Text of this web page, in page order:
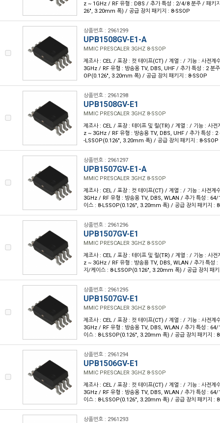
z ~ 1GHz / RF 유형 : DBS / 추가 특성 : 2/4/8 분주 / 패키
26", 3.20mm 폭) / 공급 장치 패키지 : 8-SSOP
상품번호 : 2961299
UPB1508GV-E1-A
MMIC PRESCALER 3GHZ 8-SSOP
제조사 : CEL / 포장 : 컷 테이프(CT) / 계열 : / 기능 : 사전계
3GHz / RF 유형 : 방송용 TV, DBS, UHF / 추가 특성 : 2 분
OP(0.126", 3.20mm 폭) / 공급 장치 패키지 : 8-SSOP
상품번호 : 2961298
UPB1508GV-E1
MMIC PRESCALER 3GHZ 8-SSOP
제조사 : CEL / 포장 : 테이프 및 릴(TR) / 계열 : / 기능 : 사
z ~ 3GHz / RF 유형 : 방송용 TV, DBS, UHF / 추가 특성 :
-LSSOP(0.126", 3.20mm 폭) / 공급 장치 패키지 : 8-SSOP
상품번호 : 2961297
UPB1507GV-E1-A
MMIC PRESCALER 3GHZ 8-SSOP
제조사 : CEL / 포장 : 컷 테이프(CT) / 계열 : / 기능 : 사전계
3GHz / RF 유형 : 방송용 TV, DBS, WLAN / 추가 특성 :
이스 : 8-LSSOP(0.126", 3.20mm 폭) / 공급 장치 패키지 :
상품번호 : 2961296
UPB1507GV-E1
MMIC PRESCALER 3GHZ 8-SSOP
제조사 : CEL / 포장 : 테이프 및 릴(TR) / 계열 : / 기능 : 사
z ~ 3GHz / RF 유형 : 방송용 TV, DBS, WLAN / 추가 특성
지/케이스 : 8-LSSOP(0.126", 3.20mm 폭) / 공급 장치 패
상품번호 : 2961295
UPB1507GV-E1
MMIC PRESCALER 3GHZ 8-SSOP
제조사 : CEL / 포장 : 컷 테이프(CT) / 계열 : / 기능 : 사전계
3GHz / RF 유형 : 방송용 TV, DBS, WLAN / 추가 특성 :
이스 : 8-LSSOP(0.126", 3.20mm 폭) / 공급 장치 패키지 :
상품번호 : 2961294
UPB1506GV-E1
MMIC PRESCALER 3GHZ 8-SSOP
제조사 : CEL / 포장 : 컷 테이프(CT) / 계열 : / 기능 : 사전계
3GHz / RF 유형 : 방송용 TV, DBS, WLAN / 추가 특성 :
이스 : 8-LSSOP(0.126", 3.20mm 폭) / 공급 장치 패키지 :
상품번호 : 2961293